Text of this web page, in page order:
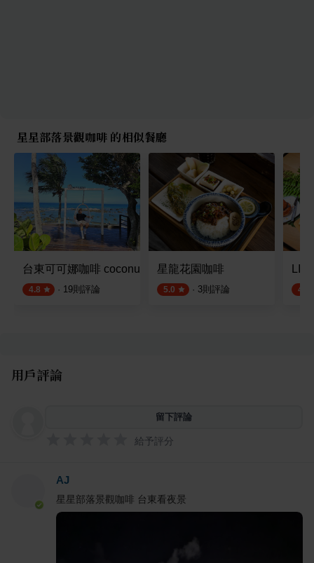
星星部落景觀咖啡 的相似餐廳
台東可可娜咖啡 coconut cafe'
4.8 · 19則評論
星龍花園咖啡
5.0 · 3則評論 4.9
用戶評論
留下評論
給予評分
AJ
星星部落景觀咖啡 台東看夜景